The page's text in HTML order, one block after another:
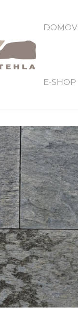
DOMOV
E-SHOP
AS KP